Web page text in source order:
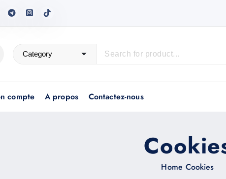
compte A propos Contactez-nous
Home Cookies